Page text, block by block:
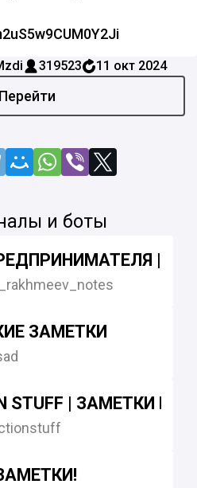
Перейти
319523 11 окт 2024
и боты
|
ЗАМЕТКИ
STUFF | ЗАМЕТКИ